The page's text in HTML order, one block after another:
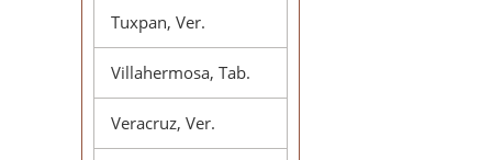
Tuxpan, Ver.
Villahermosa, Tab.
Veracruz, Ver.